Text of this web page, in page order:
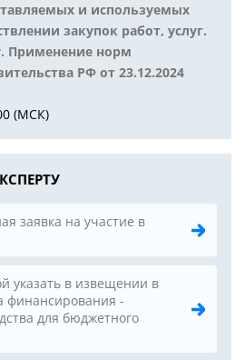
и используемых
закупок работ, услуг.
Применение норм
РФ от 23.12.2024
(МСК)
заявка на участие в
указать в извещении в
финансирования -
для бюджетного